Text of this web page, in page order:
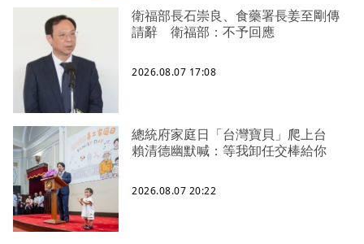
衛福部長石崇良、食藥署長姜至剛傳
請辭 衛福部：不予回應
2026.08.07 17:08
總統府家庭日「台灣寶貝」爬上台
賴清德幽默喊：等我卸任交棒給你
2026.08.07 20:22